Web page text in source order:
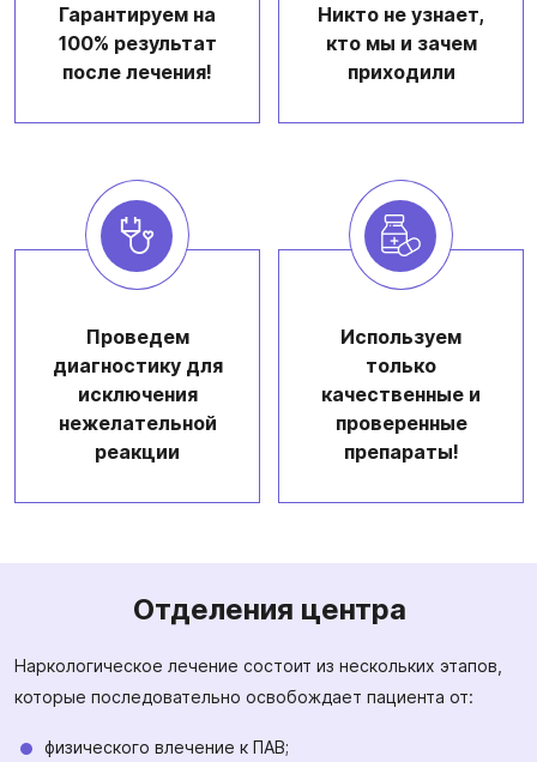
Гарантируем на
100% результат
после лечения!
Никто не узнает,
кто мы и зачем
приходили
Проведем
диагностику для
исключения
нежелательной
реакции
Используем
только
качественные и
проверенные
препараты!
Отделения центра
Наркологическое лечение состоит из нескольких этапов,
которые последовательно освобождает пациента от:
физического влечение к ПАВ;